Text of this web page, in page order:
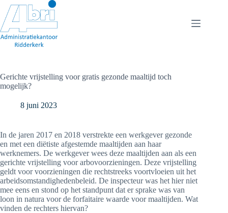
naar
de
inhoud
Gerichte vrijstelling voor gratis gezonde maaltijd toch
mogelijk?
8 juni 2023
In de jaren 2017 en 2018 verstrekte een werkgever gezonde
en met een diëtiste afgestemde maaltijden aan haar
werknemers. De werkgever wees deze maaltijden aan als een
gerichte vrijstelling voor arbovoorzieningen. Deze vrijstelling
geldt voor voorzieningen die rechtstreeks voortvloeien uit het
arbeidsomstandighedenbeleid. De inspecteur was het hier niet
mee eens en stond op het standpunt dat er sprake was van
loon in natura voor de forfaitaire waarde voor maaltijden. Wat
vinden de rechters hiervan?